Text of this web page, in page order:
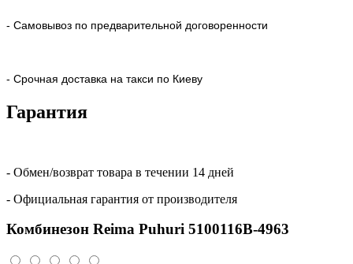
- Самовывоз по предварительной договоренности
- Срочная доставка на такси по Киеву
Гарантия
- Обмен/возврат товара в течении 14 дней
- Официальная гарантия от производителя
Комбинезон Reima Puhuri 5100116B-4963